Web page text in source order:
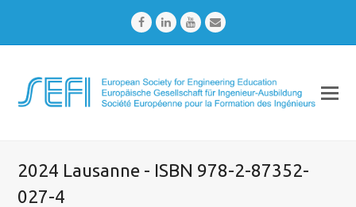
FacebookLinkedInYoutubeEmail
2024 Lausanne - ISBN 978-2-87352-
027-4